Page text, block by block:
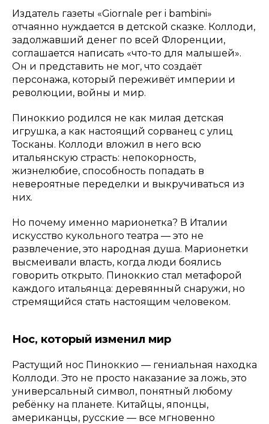
Издатель газеты «Giornale per i bambini»
отчаянно нуждается в детской сказке. Коллоди,
задолжавший денег по всей Флоренции,
соглашается написать «что-то для малышей».
Он и представить не мог, что создаёт
персонажа, который переживёт империи и
революции, войны и мир.
Пиноккио родился не как милая детская
игрушка, а как настоящий сорванец с улиц
Тосканы. Коллоди вложил в него всю
итальянскую страсть: непокорность,
жизнелюбие, способность попадать в
невероятные переделки и выкручиваться из
них.
Но почему именно марионетка? В Италии
искусство кукольного театра — это не
развлечение, это народная душа. Марионетки
высмеивали власть, когда люди боялись
говорить открыто. Пиноккио стал метафорой
каждого итальянца: деревянный снаружи, но
стремящийся стать настоящим человеком.
Нос, который изменил мир
Растущий нос Пиноккио — гениальная находка
Коллоди. Это не просто наказание за ложь, это
универсальный символ, понятный любому
ребёнку на планете. Китайцы, японцы,
американцы, русские — все мгновенно